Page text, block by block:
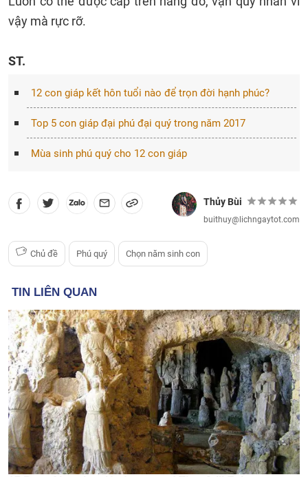
vậy mà rực rỡ.
ST.
12 con giáp kết hôn tuổi nào để trọn đời hạnh phúc?
Top 5 con giáp đại phú đại quý trong năm 2017
Mùa sinh phú quý cho 12 con giáp
Thủy Bùi
buithuy@lichngaytot.com
Chủ đề Phú quý Chọn năm sinh con